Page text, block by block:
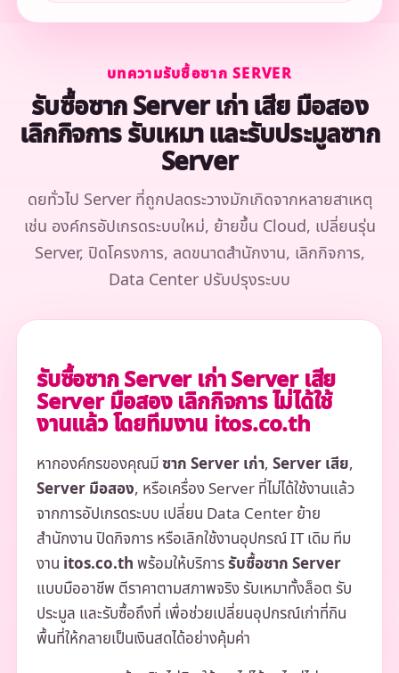
บทความรับซื้อซาก SERVER
รับซื้อซาก Server เก่า เสีย มือสอง
เลิกกิจการ รับเหมา และรับประมูลซาก
Server
ดยทั่วไป Server ที่ถูกปลดระวางมักเกิดจากหลายสาเหตุ
เช่น องค์กรอัปเกรดระบบใหม่, ย้ายขึ้น Cloud, เปลี่ยนรุ่น
Server, ปิดโครงการ, ลดขนาดสำนักงาน, เลิกกิจการ,
Data Center ปรับปรุงระบบ
รับซื้อซาก Server เก่า Server เสีย
Server มือสอง เลิกกิจการ ไม่ได้ใช้
งานแล้ว โดยทีมงาน itos.co.th
หากองค์กรของคุณมีซาก Server เก่า,Server เสีย,
Server มือสอง, หรือเครื่อง Server ที่ไม่ได้ใช้งานแล้ว
จากการอัปเกรดระบบ เปลี่ยน Data Center ย้าย
สำนักงาน ปิดกิจการ หรือเลิกใช้งานอุปกรณ์ IT เดิม ทีม
งาน itos.co.thพร้อมให้บริการรับซื้อซาก Server
แบบมืออาชีพ ตีราคาตามสภาพจริง รับเหมาทั้งล็อต รับ
ประมูล และรับซื้อถึงที่ เพื่อช่วยเปลี่ยนอุปกรณ์เก่าที่กิน
พื้นที่ให้กลายเป็นเงินสดได้อย่างคุ้มค่า